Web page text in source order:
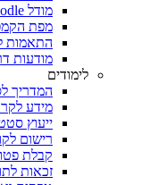
מודל Moodle
מפת
התאמות
מודעות
לימודים
המדריך
מידע
ייעוץ
רישום
קבלת
זכאות